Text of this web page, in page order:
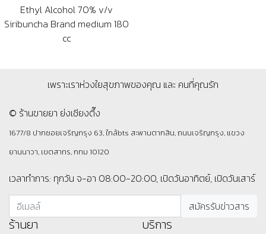
Ethyl Alcohol 70% v/v
Siribuncha Brand medium 180
cc
เพราะเราห่วงใยสุขภาพของคุณ และ คนที่คุณรัก
© ร้านขายยา ย่งเชียงตึ๊ง
1677/8 ปากซอยเจริญกรุง 63, ใกล้bts สะพานตากสิน, ถนนเจริญกรุง, แขวง
ยานนาวา, เขตสาทร, กทม 10120
เวลาทำการ: ทุกวัน จ-อา 08:00-20:00, เปิดวันอาทิตย์, เปิดวันเสาร์
ร้านยา บริการ